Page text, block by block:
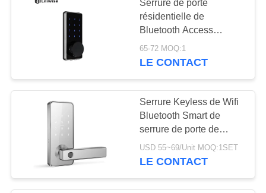
CONTRÔLE
DE
QUALITÉ
CONTACTEZ-
NOUS
empreintes digitales
Serrure de porte de
reconnaissance des
visages
25
Serrure de porte
résidentielle de
Bluetooth Access
Keyless 137 * 60 *
12mm en alliage de zinc
65-72 MOQ:1
LE CONTACT
Serrure Keyless de Wifi
Bluetooth Smart de
serrure de porte de
Bluetooth d'intelligence
USD 55~69/Unit MOQ:1SET
LE CONTACT